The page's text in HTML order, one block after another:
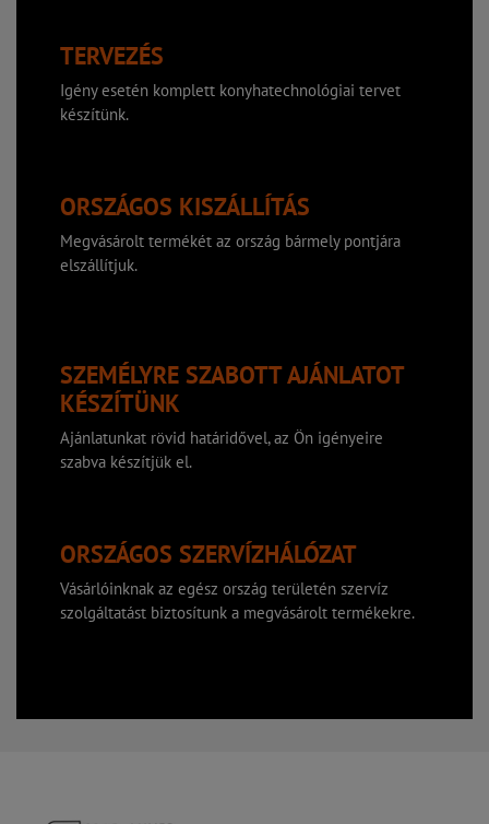
TERVEZÉS
Igény esetén komplett konyhatechnológiai tervet
készítünk.
ORSZÁGOS KISZÁLLÍTÁS
Megvásárolt termékét az ország bármely pontjára
elszállítjuk.
SZEMÉLYRE SZABOTT AJÁNLATOT
KÉSZÍTÜNK
Ajánlatunkat rövid határidővel, az Ön igényeire
szabva készítjük el.
ORSZÁGOS SZERVÍZHÁLÓZAT
Vásárlóinknak az egész ország területén szervíz
szolgáltatást biztosítunk a megvásárolt termékekre.